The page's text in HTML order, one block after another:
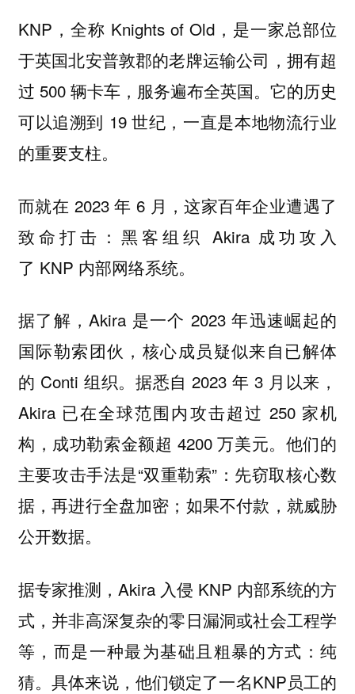
KNP，全称 Knights of Old，是一家总部位
于英国北安普敦郡的老牌运输公司，拥有超
过 500 辆卡车，服务遍布全英国。它的历史
可以追溯到 19 世纪，一直是本地物流行业
的重要支柱。
而就在 2023 年 6 月，这家百年企业遭遇了
致命打击：黑客组织 Akira 成功攻入
了 KNP 内部网络系统。
据了解，Akira 是一个 2023 年迅速崛起的
国际勒索团伙，核心成员疑似来自已解体
的 Conti 组织。据悉自 2023 年 3 月以来，
Akira 已在全球范围内攻击超过 250 家机
构，成功勒索金额超 4200 万美元。他们的
主要攻击手法是“双重勒索”：先窃取核心数
据，再进行全盘加密；如果不付款，就威胁
公开数据。
据专家推测，Akira 入侵 KNP 内部系统的方
式，并非高深复杂的零日漏洞或社会工程学
等，而是一种最为基础且粗暴的方式：纯
猜。具体来说，他们锁定了一名KNP员工的